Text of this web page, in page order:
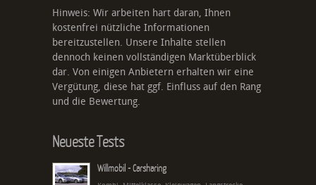
Hinweis: Wir arbeiten hart daran, Ihnen
kostenfrei nützliche Informationen
bereitzustellen. Unsere Inhalte stellen
dennoch keinen vollständigen Marktüberblick
dar. Von einigen Anbietern erhalten wir eine
Vergütung, diese hat ggf. Einfluss auf den Rang
und die Bewertung.
Neueste Tests
Willmobil - Carsharing